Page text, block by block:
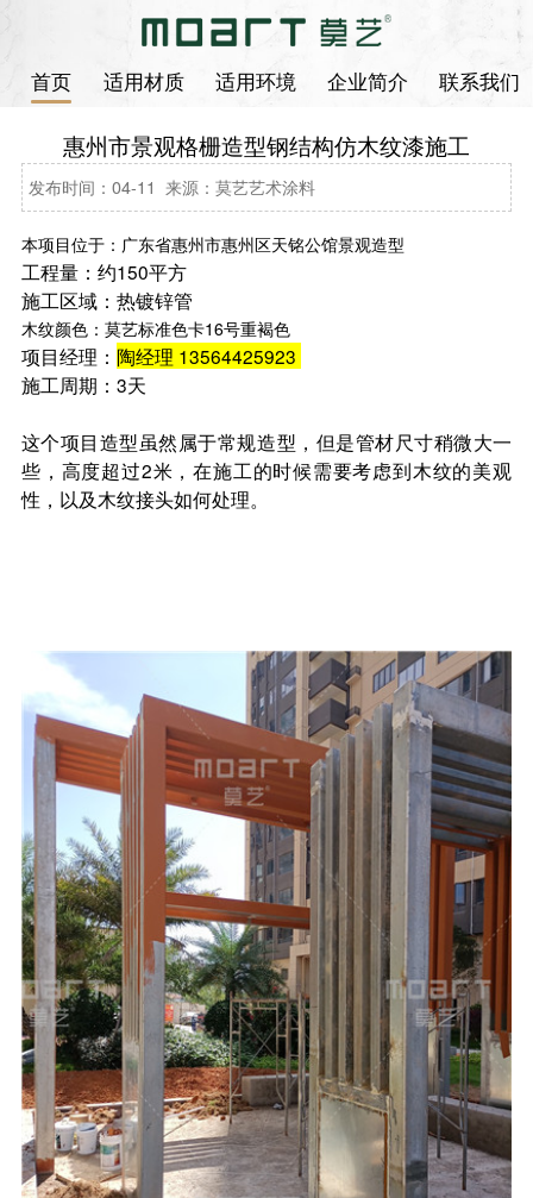
首页 适用材质 适用环境 企业简介 联系我们
惠州市景观格栅造型钢结构仿木纹漆施工
发布时间：04-11 来源：莫艺艺术涂料
本项目位于：广东省惠州市惠州区天铭公馆景观造型
工程量：约150平方
施工区域：热镀锌管
木纹颜色：莫艺标准色卡16号重褐色
项目经理： 陶经理 13564425923
施工周期：3天
这个项目造型虽然属于常规造型，但是管材尺寸稍微大一
些，高度超过2米，在施工的时候需要考虑到木纹的美观
性，以及木纹接头如何处理。